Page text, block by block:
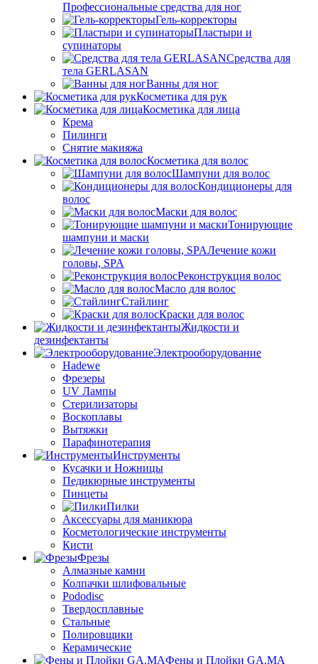
Профессиональные средства для ног
Гель-корректоры
Пластыри и
супинаторы
Средства для
тела GERLASAN
Ванны для ног
Косметика для рук
Косметика для лица
Крема
Пилинги
Снятие макияжа
Косметика для волос
Шампуни для волос
Кондиционеры для
волос
Маски для волос
Тонирующие
шампуни и маски
Лечение кожи
головы, SPA
Реконструкция волос
Масло для волос
Стайлинг
Краски для волос
Жидкости и
дезинфектанты
Электрооборудование
Hadewe
Фрезеры
UV Лампы
Стерилизаторы
Воскоплавы
Вытяжки
Парафинотерапия
Инструменты
Кусачки и Ножницы
Педикюрные инструменты
Пинцеты
Пилки
Аксессуары для маникюра
Косметологические инструменты
Кисти
Фрезы
Алмазные камни
Колпачки шлифовальные
Pododisc
Твердосплавные
Стальные
Полировщики
Керамические
Фены и Плойки GA.MA